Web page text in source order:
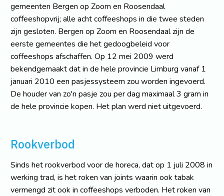
gemeenten Bergen op Zoom en Roosendaal
coffeeshopvrij; alle acht coffeeshops in die twee steden
zijn gesloten. Bergen op Zoom en Roosendaal zijn de
eerste gemeentes die het gedoogbeleid voor
coffeeshops afschaffen. Op 12 mei 2009 werd
bekendgemaakt dat in de hele provincie Limburg vanaf 1
januari 2010 een pasjessysteem zou worden ingevoerd.
De houder van zo'n pasje zou per dag maximaal 3 gram in
de hele provincie kopen. Het plan werd niet uitgevoerd.
Rookverbod
Sinds het rookverbod voor de horeca, dat op 1 juli 2008 in
werking trad, is het roken van joints waarin ook tabak
vermengd zit ook in coffeeshops verboden. Het roken van